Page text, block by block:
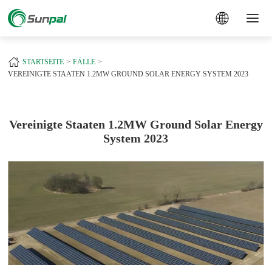
STARTSEITE
FÄLLE
VEREINIGTE STAATEN 1.2MW GROUND SOLAR ENERGY SYSTEM 2023
Vereinigte Staaten 1.2MW Ground Solar Energy
System 2023